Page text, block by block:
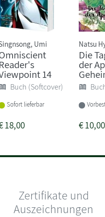
Umi
Reader's
14
Buch (Softcover)
Sofort lieferbar
18,00
Natsu
Die
der
€10,00
Zertifikate und
Auszeichnungen